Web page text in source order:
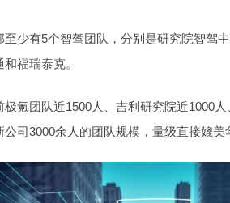
至少有5个智驾团队，分别是研究院智驾
福瑞泰克。
氪团队近1500人、吉利研究院近1000
司3000余人的团队规模，量级直接媲